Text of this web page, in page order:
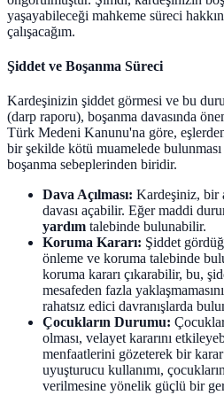
yaşayabileceği mahkeme süreci
çalışacağım.
Şiddet ve Boşanma Süreci
Kardeşinizin şiddet görmesi ve bu
(darp raporu), boşanma davasında
Türk Medeni Kanunu'na göre,
bir şekilde kötü muamelede
boşanma sebeplerinden biridir.
Dava Açılması: Kardeşiniz, bir
davası açabilir. Eğer maddi
yardım talebinde bulunabilir.
Koruma Kararı: Şiddet
önleme ve koruma talebinde
koruma kararı çıkarabilir, bu,
mesafeden fazla
rahatsız edici davranışlarda
Çocukların Durumu:
olması, velayet kararını
menfaatlerini gözeterek bir
uyuşturucu kullanımı,
verilmesine yönelik güçlü bir